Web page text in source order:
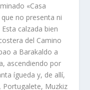
«Casa
no presenta ni
calzada bien
del Camino
a Barakaldo a
ascendiendo por
ígueda y, de allí­,
Portugalete, Muzkiz